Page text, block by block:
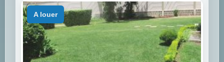
a louer